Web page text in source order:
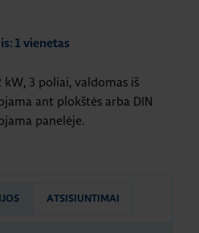
1 vienetas
3 poliai, valdomas iš
ant plokštės arba DIN
panelėje.
ATSISIUNTIMAI